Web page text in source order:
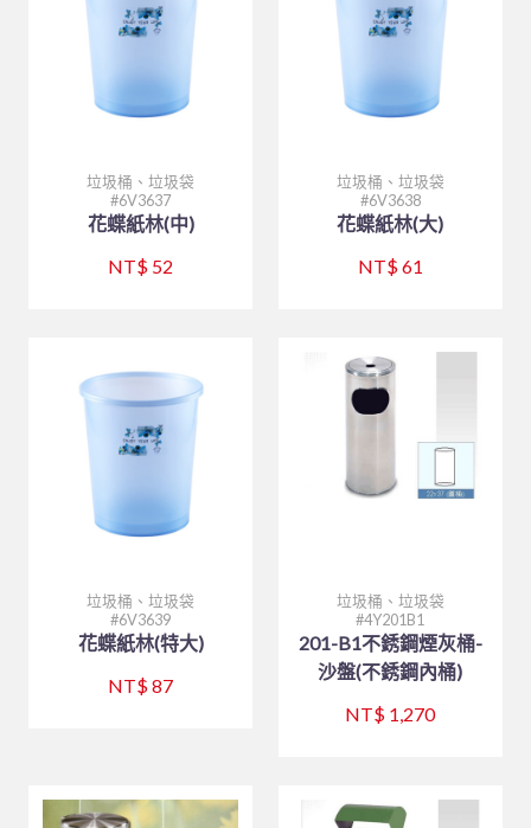
垃圾桶、垃圾袋
6V3637
花蝶紙林(中)
NT$ 52
垃圾桶、垃圾袋
6V3638
花蝶紙林(大)
NT$ 61
垃圾桶、垃圾袋
6V3639
花蝶紙林(特大)
NT$ 87
垃圾桶、垃圾袋
4Y201B1
201-B1不銹鋼煙灰桶-
沙盤(不銹鋼內桶)
NT$ 1,270